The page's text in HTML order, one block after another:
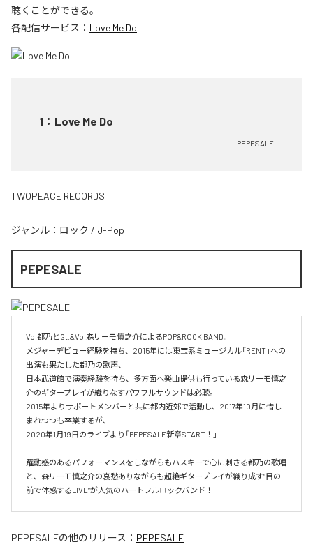
聴くことができる。
各配信サービス： Love Me Do
1 ： Love Me Do
PEPESALE
TWOPEACE RECORDS
ジャンル： ロック / J-Pop
PEPESALE
Vo.都乃とGt.&Vo.森リーモ慎之介によるPOP&ROCK BAND。
メジャーデビュー経験を持ち、2015年には東宝系ミュージカル「RENT」への
出演も果たした都乃の歌声、
日本武道館で演奏経験を持ち、多方面へ楽曲提供も行っている森リーモ慎之
介のギタープレイが織りなすパワフルサウンドは必聴。
2015年よりサポートメンバーと共に都内近郊で活動し、2017年10月に惜し
まれつつも卒業するが、
2020年1月19日のライブより「PEPESALE新章START！」
躍動感のあるパフォーマンスをしながらもハスキーで心に刺さる都乃の歌唱
と、森リーモ慎之介の哀愁ありながらも超絶ギタープレイが織り成す“目の
前で体感するLIVE“が人気のハートフルロックバンド！
PEPESALEの他のリリース： PEPESALE